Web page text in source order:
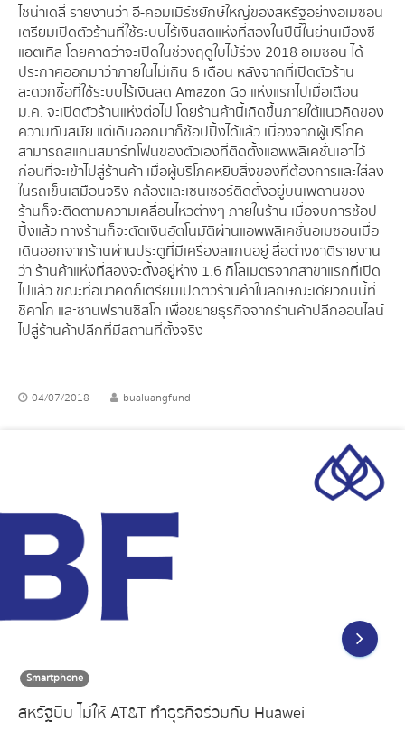
ไชน่าเดลี่ รายงานว่า อี-คอมเมิร์ซยักษ์ใหญ่ของสหรัฐอย่างอเมซอน
เตรียมเปิดตัวร้านที่ใช้ระบบไร้เงินสดแห่งที่สองในปีนี้ในย่านเมืองซี
แอตเทิล โดยคาดว่าจะเปิดในช่วงฤดูใบไม้ร่วง 2018 อเมซอน ได้
ประกาศออกมาว่าภายในไม่เกิน 6 เดือน หลังจากที่เปิดตัวร้าน
สะดวกซื้อที่ใช้ระบบไร้เงินสด Amazon Go แห่งแรกไปเมื่อเดือน
ม.ค. จะเปิดตัวร้านแห่งต่อไป โดยร้านค้านี้เกิดขึ้นภายใต้แนวคิดของ
ความทันสมัย แต่เดินออกมาก็ช้อปปิ้งได้แล้ว เนื่องจากผู้บริโภค
สามารถสแกนสมาร์ทโฟนของตัวเองที่ติดตั้งแอพพลิเคชั่นเอาไว้
ก่อนที่จะเข้าไปสู่ร้านค้า เมื่อผู้บริโภคหยิบสิ่งของที่ต้องการและใส่ลง
ในรถเข็นเสมือนจริง กล้องและเซนเซอร์ติดตั้งอยู่บนเพดานของ
ร้านก็จะติดตามความเคลื่อนไหวต่างๆ ภายในร้าน เมื่อจบการช้อป
ปิ้งแล้ว ทางร้านก็จะตัดเงินอัตโนมัติผ่านแอพพลิเคชั่นอเมซอนเมื่อ
เดินออกจากร้านผ่านประตูที่มีเครื่องสแกนอยู่ สื่อต่างชาติรายงาน
ว่า ร้านค้าแห่งที่สองจะตั้งอยู่ห่าง 1.6 กิโลเมตรจากสาขาแรกที่เปิด
ไปแล้ว ขณะที่อนาคตก็เตรียมเปิดตัวร้านค้าในลักษณะเดียวกันนี้ที่
ชิคาโก และซานฟรานซิสโก เพื่อขยายธุรกิจจากร้านค้าปลีกออนไลน์
ไปสู่ร้านค้าปลีกที่มีสถานที่ตั้งจริง
04/07/2018 bualuangfund
Smartphone
สหรัฐบีบ ไม่ให้ AT&T ทำธุรกิจร่วมกับ Huawei